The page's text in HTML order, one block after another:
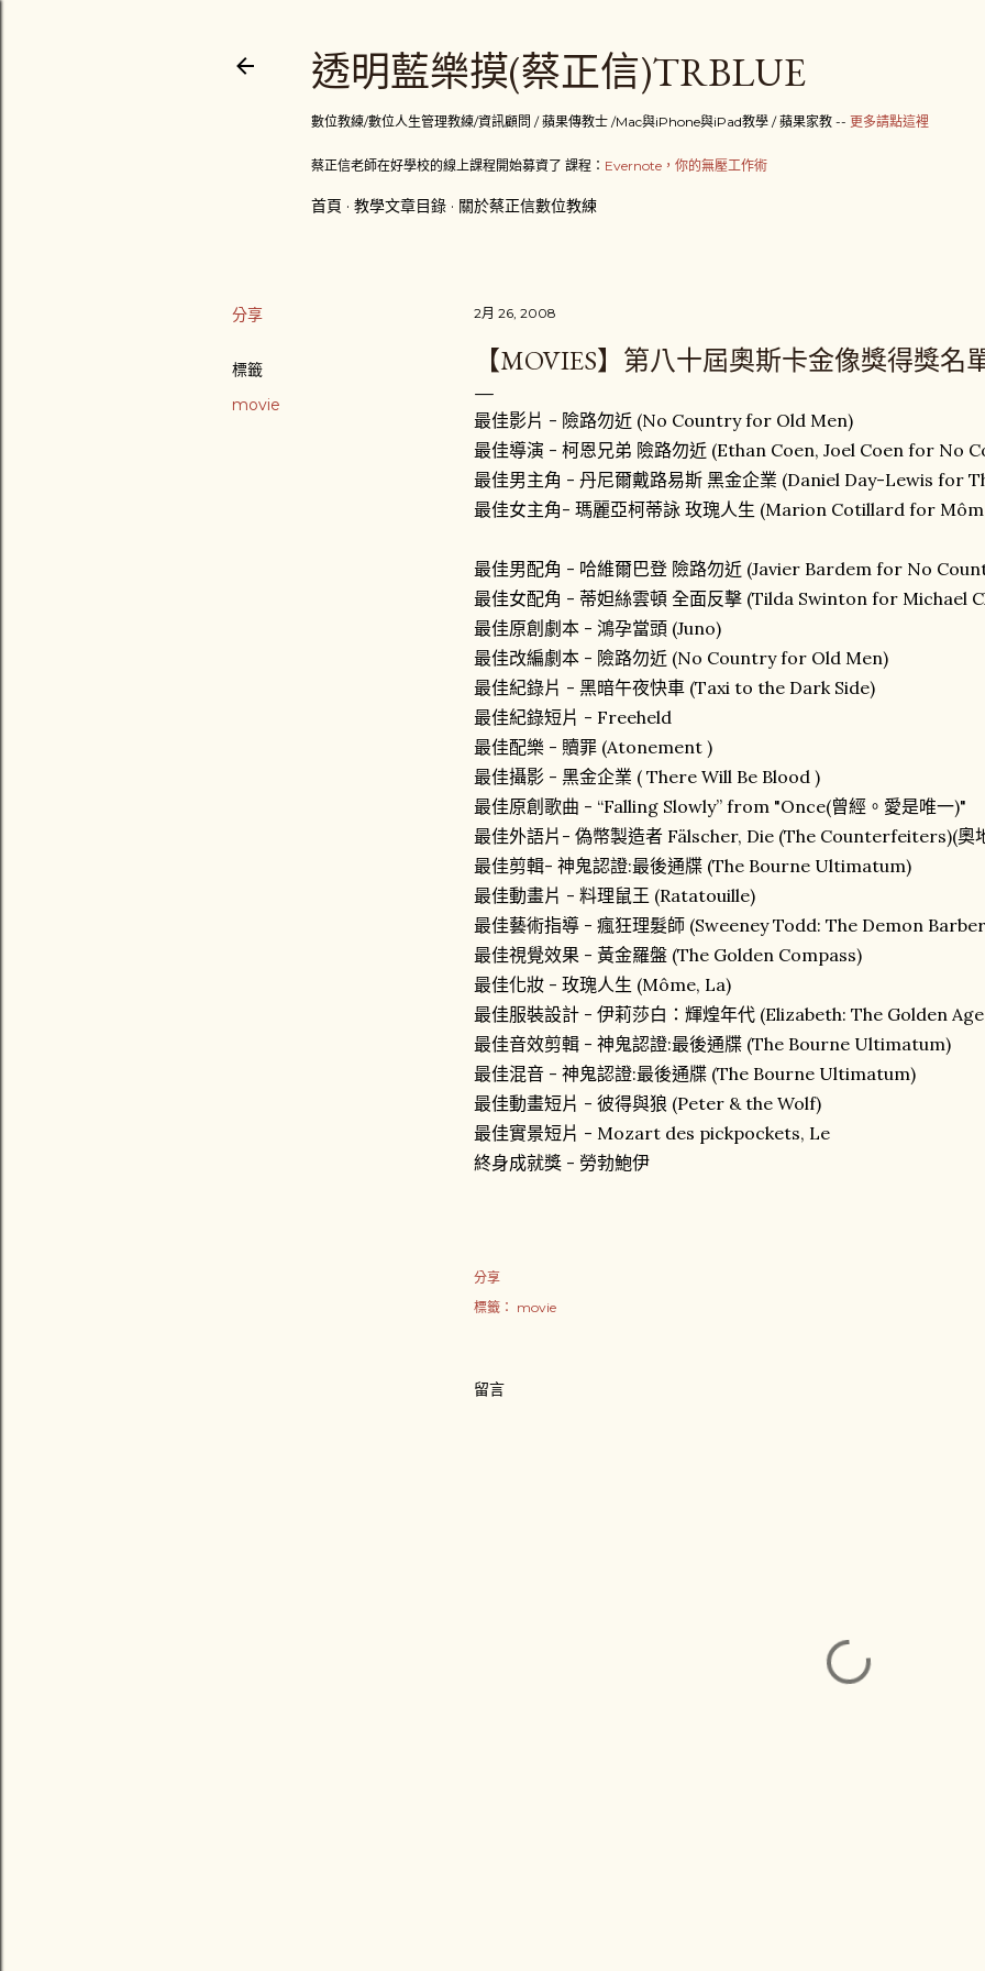
透明藍樂摸(蔡正信)TRBLUE
數位教練/數位人生管理教練/資訊顧問 / 蘋果傳教士 /Mac與iPhone與iPad教學 / 蘋果家教 -- 更多請點這裡
蔡正信老師在好學校的線上課程開始募資了 課程： Evernote，你的無壓工作術
首頁 教學文章目錄 關於蔡正信數位教練
分享
標籤
movie
2月 26, 2008
【MOVIES】第八十屆奧斯卡金像獎得獎名
最佳影片 - 險路勿近 (No Country for Old Men)
最佳導演 - 柯恩兄弟 險路勿近 (Ethan Coen, Joel Coen for No
最佳男主角 - 丹尼爾戴路易斯 黑金企業 (Daniel Day-Lewis for
最佳女主角- 瑪麗亞柯蒂詠 玫瑰人生 (Marion Cotillard for
最佳男配角 - 哈維爾巴登 險路勿近 (Javier Bardem for No
最佳女配角 - 蒂妲絲雲頓 全面反擊 (Tilda Swinton for Michael
最佳原創劇本 - 鴻孕當頭 (Juno)
最佳改編劇本 - 險路勿近 (No Country for Old Men)
最佳紀錄片 - 黑暗午夜快車 (Taxi to the Dark Side)
最佳紀錄短片 - Freeheld
最佳配樂 - 贖罪 (Atonement )
最佳攝影 - 黑金企業 ( There Will Be Blood )
最佳原創歌曲 - “Falling Slowly” from "Once(曾經。愛是唯一)"
最佳外語片- 偽幣製造者 Fälscher, Die (The Counterfeiters)(奧
最佳剪輯- 神鬼認證:最後通牒 (The Bourne Ultimatum)
最佳動畫片 - 料理鼠王 (Ratatouille)
最佳藝術指導 - 瘋狂理髮師 (Sweeney Todd: The Demon
最佳視覺效果 - 黃金羅盤 (The Golden Compass)
最佳化妝 - 玫瑰人生 (Môme, La)
最佳服裝設計 - 伊莉莎白：輝煌年代 (Elizabeth: The Golden
最佳音效剪輯 - 神鬼認證:最後通牒 (The Bourne Ultimatum)
最佳混音 - 神鬼認證:最後通牒 (The Bourne Ultimatum)
最佳動畫短片 - 彼得與狼 (Peter & the Wolf)
最佳實景短片 - Mozart des pickpockets, Le
終身成就獎 - 勞勃鮑伊
分享
標籤： movie
留言